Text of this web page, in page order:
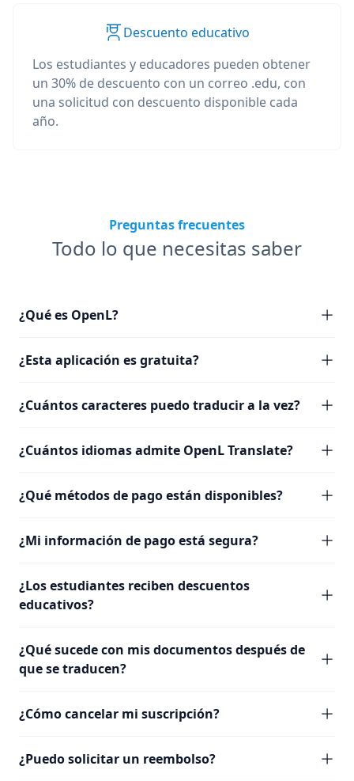
Descuento educativo
Los estudiantes y educadores pueden obtener
un 30% de descuento con un correo .edu, con
una solicitud con descuento disponible cada
año.
Preguntas frecuentes
Todo lo que necesitas saber
¿Qué es OpenL?
¿Esta aplicación es gratuita?
¿Cuántos caracteres puedo traducir a la vez?
¿Cuántos idiomas admite OpenL Translate?
¿Qué métodos de pago están disponibles?
¿Mi información de pago está segura?
¿Los estudiantes reciben descuentos
educativos?
¿Qué sucede con mis documentos después de
que se traducen?
¿Cómo cancelar mi suscripción?
¿Puedo solicitar un reembolso?